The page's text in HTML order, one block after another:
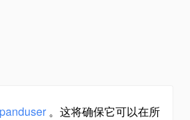
。这将确保它可以在所